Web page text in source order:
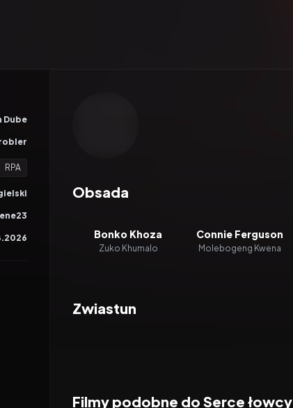
Dube
RPA
Obsada
Bonko Khoza
Zuko Khumalo
Connie Ferguson
Molebogeng Kwena
Zwiastun
Filmy podobne do Serce łowcy